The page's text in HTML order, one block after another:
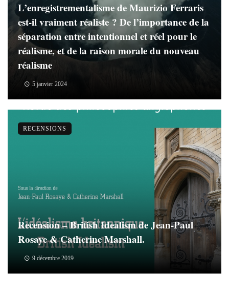
L’enregistrementalisme de Maurizio Ferraris
est-il vraiment réaliste ? De l’importance de la
séparation entre intentionnel et réel pour le
réalisme, et de la raison morale du nouveau
réalisme
5 janvier 2024
Recension – British Idealism de Jean-Paul
Rosaye & Catherine Marshall.
9 décembre 2019
RECENSIONS